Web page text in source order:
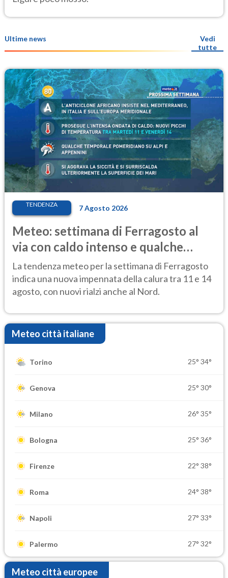
Ultime news
Vedi
tutte
TENDENZA 7 Agosto 2026
Meteo: settimana di Ferragosto al
via con caldo intenso e qualche
temporale
La tendenza meteo per la settimana di Ferragosto
indica una nuova impennata della calura tra 11 e 14
agosto, con nuovi rialzi anche al Nord.
Meteo città italiane
Torino 25° 34°
Genova 25° 30°
Milano 26° 35°
Bologna 25° 36°
Firenze 22° 38°
Roma 24° 38°
Napoli 27° 33°
Palermo 27° 32°
Meteo città europee